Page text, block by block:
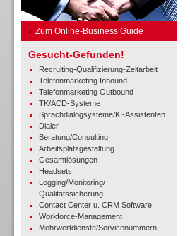
» Zum Online-Business Guide
Gesucht-Gefunden!
Recruiting-Qualifizierung-Zeitarbeit
Telefonmarketing Inbound
Telefonmarketing Outbound
TK/ACD-Systeme
Sprachdialogsysteme/KI-Assistenten
Dialer
Beratung/Consulting
Arbeitsplatzgestaltung
Gesamtlösungen
Headsets
Logging/Monitoring/
Qualitätssicherung
Contact Center u. CRM Software
Workforce-Management
Mehrwertdienste/Servicenummern